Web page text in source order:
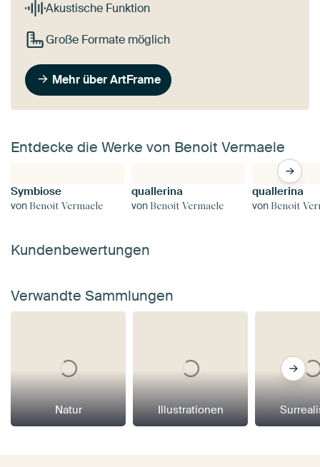
Akustische Funktion
Große Formate möglich
Mehr über ArtFrame
Entdecke die Werke von Benoit Vermaele
Symbiose
von Benoit Vermaele
quallerina
von Benoit Vermaele
quallerina
von Benoit
Kundenbewertungen
Verwandte Sammlungen
Natur Illustrationen